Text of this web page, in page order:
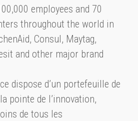
employees and 70
throughout the world in
Consul, Maytag,
and other major brand
dispose d’un portefeuille de
pointe de l’innovation,
de tous les